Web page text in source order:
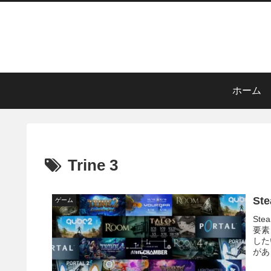
ホーム
Trine 3
ゲーム
要
し
が